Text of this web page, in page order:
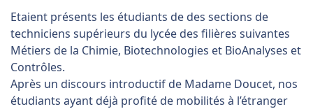
Etaient présents les étudiants de des sections de
techniciens supérieurs du lycée des filières suivantes
Métiers de la Chimie, Biotechnologies et BioAnalyses et
Contrôles.
Après un discours introductif de Madame Doucet, nos
étudiants ayant déjà profité de mobilités à l’étranger